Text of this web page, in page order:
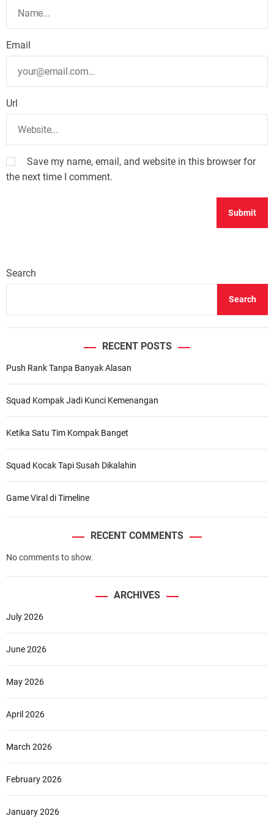
Email
Url
Save my name, email, and website in this browser for
the next time I comment.
Search
Search
RECENT POSTS
Push Rank Tanpa Banyak Alasan
Squad Kompak Jadi Kunci Kemenangan
Ketika Satu Tim Kompak Banget
Squad Kocak Tapi Susah Dikalahin
Game Viral di Timeline
RECENT COMMENTS
No comments to show.
ARCHIVES
July 2026
June 2026
May 2026
April 2026
March 2026
February 2026
January 2026